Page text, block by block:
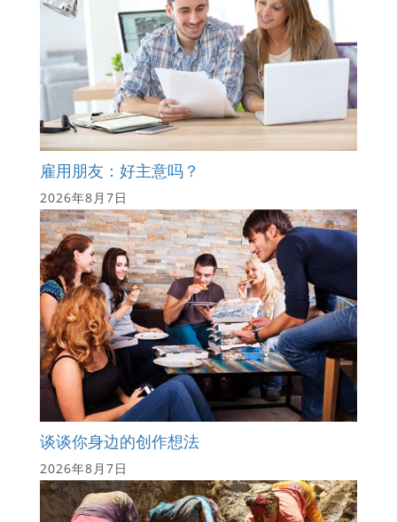
雇用朋友：好主意吗？
2026年8月7日
谈谈你身边的创作想法
2026年8月7日